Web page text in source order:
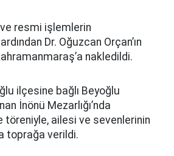
resmi işlemlerin
Dr. Oğuzcan Orçan’ın
nakledildi.
ilçesine bağlı Beyoğlu
İnönü Mezarlığı’nda
töreniyle, ailesi ve sevenlerinin
toprağa verildi.